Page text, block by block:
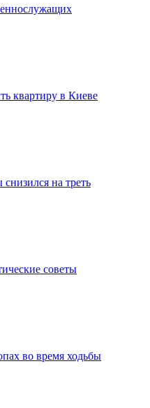
квартиру в Киеве
на треть
советы
во время ходьбы